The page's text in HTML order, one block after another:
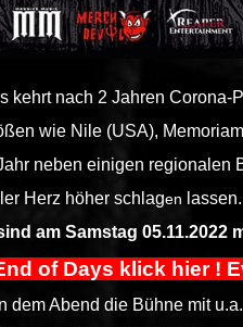
kehrt nach 2 Jahren Corona-
wie Nile (USA),
neben einigen regionalen
Herz höher schlagen lassen.
am Samstag 05.11.2022
of Days klick hier !
dem Abend die Bühne mit u.a.